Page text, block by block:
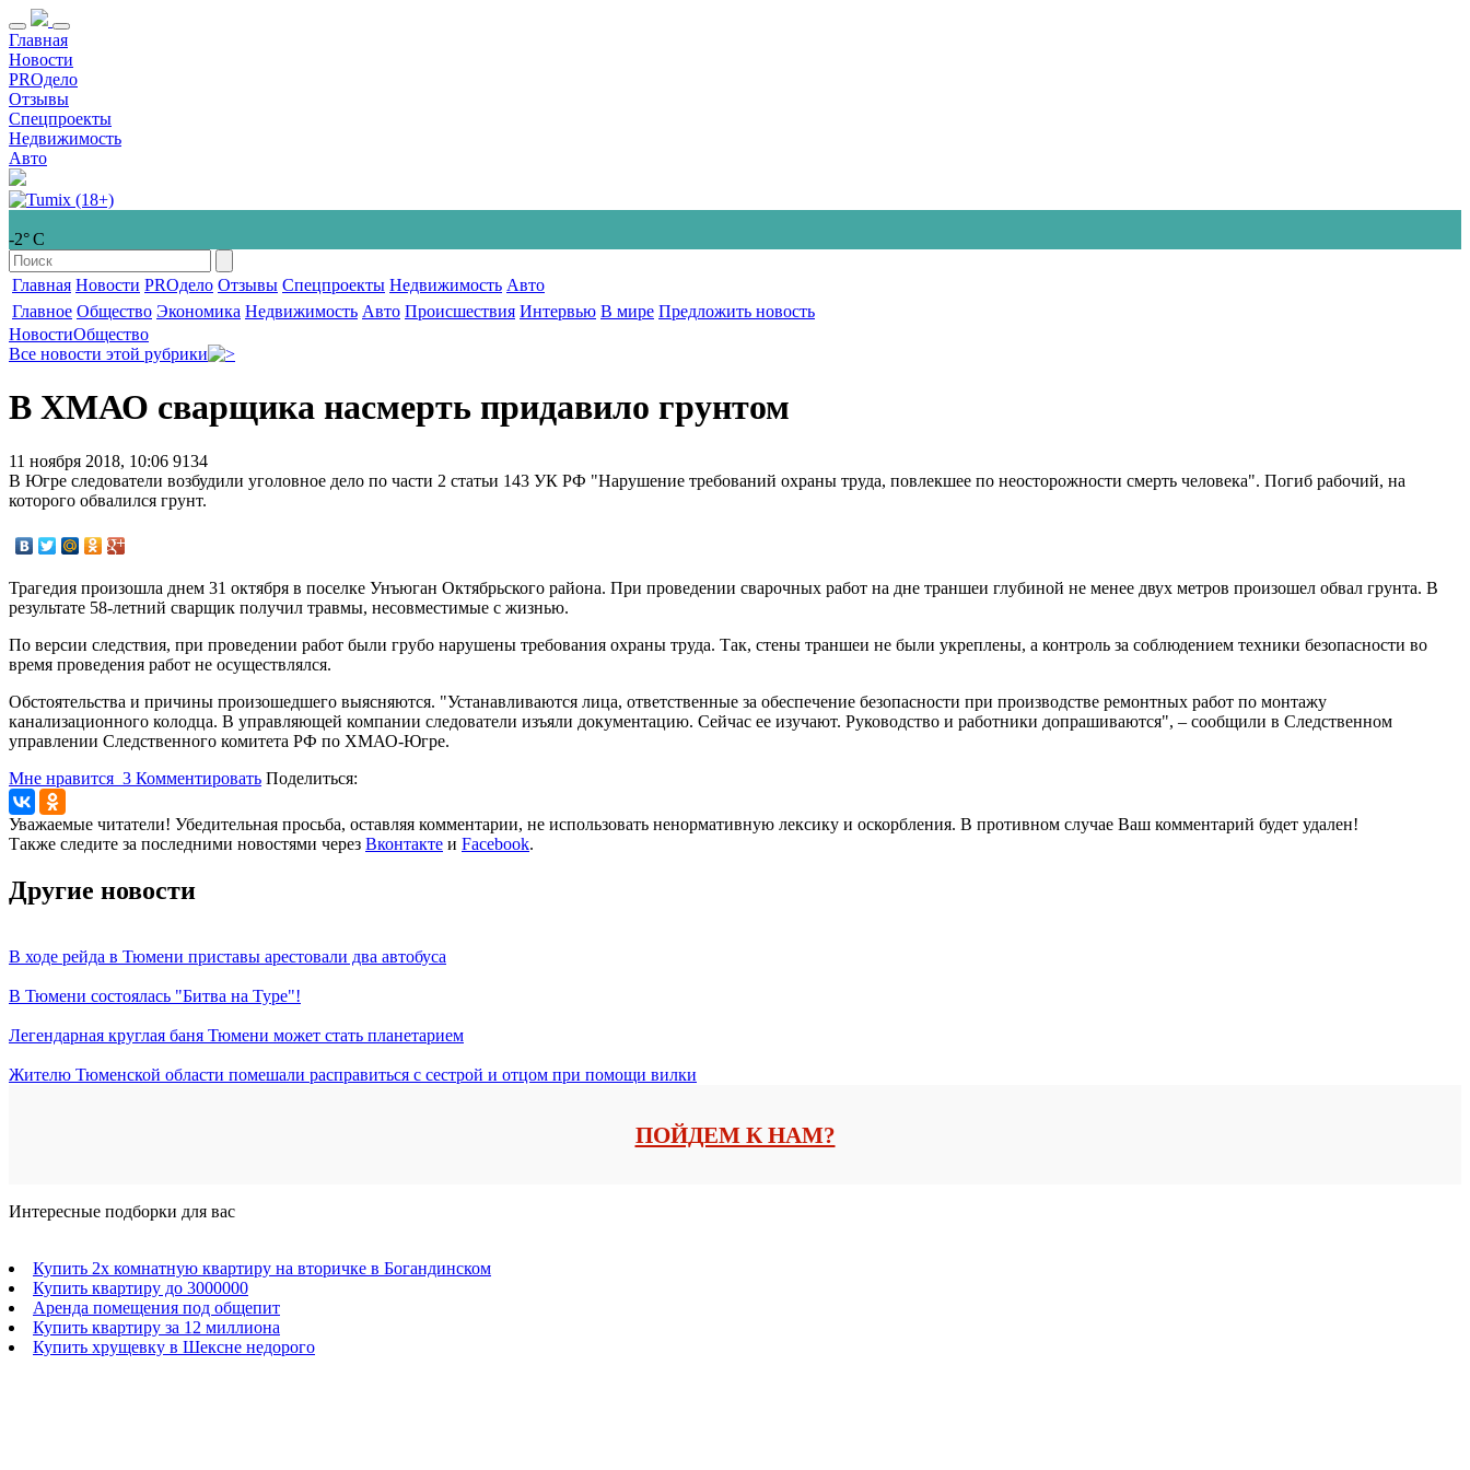
Главная
Новости
PROдело
Отзывы
Спецпроекты
Недвижимость
Авто
-2° С
Главная Новости PROдело Отзывы Спецпроекты Недвижимость Авто
Главное Общество Экономика Недвижимость Авто Происшествия Интервью В мире Предложить новость
НовостиОбщество
Все новости этой рубрики
В ХМАО сварщика насмерть придавило грунтом
11 ноября 2018, 10:06 9134
В Югре следователи возбудили уголовное дело по части 2 статьи 143 УК РФ "Нарушение требований охраны труда, повлекшее по неосторожности смерть человека". Погиб рабочий, на
которого обвалился грунт.
Трагедия произошла днем 31 октября в поселке Унъюган Октябрьского района. При проведении сварочных работ на дне траншеи глубиной не менее двух метров произошел обвал грунта. В
результате 58-летний сварщик получил травмы, несовместимые с жизнью.
По версии следствия, при проведении работ были грубо нарушены требования охраны труда. Так, стены траншеи не были укреплены, а контроль за соблюдением техники безопасности во
время проведения работ не осуществлялся.
Обстоятельства и причины произошедшего выясняются. "Устанавливаются лица, ответственные за обеспечение безопасности при производстве ремонтных работ по монтажу
канализационного колодца. В управляющей компании следователи изъяли документацию. Сейчас ее изучают. Руководство и работники допрашиваются", – сообщили в Следственном
управлении Следственного комитета РФ по ХМАО-Югре.
Мне нравится 3 Комментировать Поделиться:
Уважаемые читатели! Убедительная просьба, оставляя комментарии, не использовать ненормативную лексику и оскорбления. В противном случае Ваш комментарий будет удален!
Также следите за последними новостями через Вконтакте и Facebook.
Другие новости
В ходе рейда в Тюмени приставы арестовали два автобуса
В Тюмени состоялась "Битва на Туре"!
Легендарная круглая баня Тюмени может стать планетарием
Жителю Тюменской области помешали расправиться с сестрой и отцом при помощи вилки
ПОЙДЕМ К НАМ?
Интересные подборки для вас
Купить 2х комнатную квартиру на вторичке в Богандинском
Купить квартиру до 3000000
Аренда помещения под общепит
Купить квартиру за 12 миллиона
Купить хрущевку в Шексне недорого